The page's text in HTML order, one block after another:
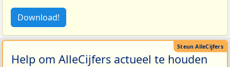
Download!
Help om AlleCijfers actueel te houden